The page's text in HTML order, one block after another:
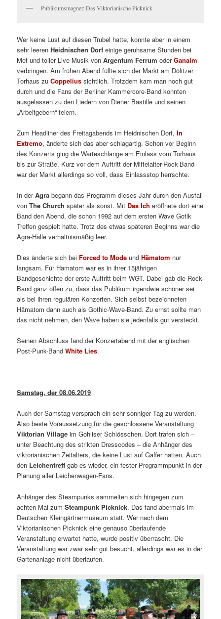
Publikumsmagnet: Das Viktorianische Picknick
Wer keine Lust auf diesen Trubel hatte, konnte aber in einem
sehr leerenHeidnischen Dorf einige geruhsame Stunden bei
Met und toller Live-Musik vonArgentum Ferrum oderGanaim
verbringen. Am frühen Abend füllte sich der Markt am Dölitzer
Torhaus zuCoppelius sichtlich. Trotzdem kam man noch gut
durch und die Fans der Berliner Kammercore-Band konnten
ausgelassen zu den Liedern von Diener Bastille und seinen
„Arbeitgebern“ feiern.
Zum Headliner des Freitagabends im Heidnischen Dorf,In
Extremo, änderte sich das aber schlagartig. Schon vor Beginn
des Konzerts ging die Warteschlange am Einlass vom Torhaus
bis zur Straße. Kurz vor dem Auftritt der Mittelalter-Rock-Band
war der Markt allerdings so voll, dass Einlassstop herrschte.
In derAgra begann das Programm dieses Jahr durch den Ausfall
vonThe Church später als sonst. Mit Das Ich eröffnete dort eine
Band den Abend, die schon 1992 auf dem ersten Wave Gotik
Treffen gespielt hatte. Trotz des etwas späteren Beginns war die
Agra-Halle verhältnismäßig leer.
Dies änderte sich bei Forced to Mode undHämatom nur
langsam. Für Hämatom war es in ihrer 15jährigen
Bandgeschichte der erste Auftritt beim WGT. Dabei gab die Rock-
Band ganz offen zu, dass das Publikum irgendwie schöner sei
als bei ihren regulären Konzerten. Sich selbst bezeichneten
Hämatom dann auch als Gothic-Wave-Band. Zu ernst sollte man
das nicht nehmen, den Wave haben sie jedenfalls gut versteckt.
Seinen Abschluss fand der Konzertabend mit der englischen
Post-Punk-BandWhite Lies.
Samstag, der 08.06.2019
Auch der Samstag versprach ein sehr sonniger Tag zu werden.
Also beste Voraussetzung für die geschlossene Veranstaltung
Viktorian Village im Gohliser Schlösschen. Dort trafen sich –
unter Beachtung des strikten Dresscodes – die Anhänger des
viktorianischen Zeitalters, die keine Lust auf Gaffer hatten. Auch
den Leichentreff gab es wieder, ein fester Programmpunkt in der
Planung aller Leichenwagen-Fans.
Anhänger des Steampunks sammelten sich hingegen zum
achten Mal zumSteampunk Picknick. Das fand abermals im
Deutschen Kleingärtnermuseum statt. Wer nach dem
Viktorianischen Picknick eine genauso überlaufende
Veranstaltung erwartet hatte, wurde positiv überrascht. Die
Veranstaltung war zwar sehr gut besucht, allerdings war es in der
Gartenanlage nicht überlaufen.